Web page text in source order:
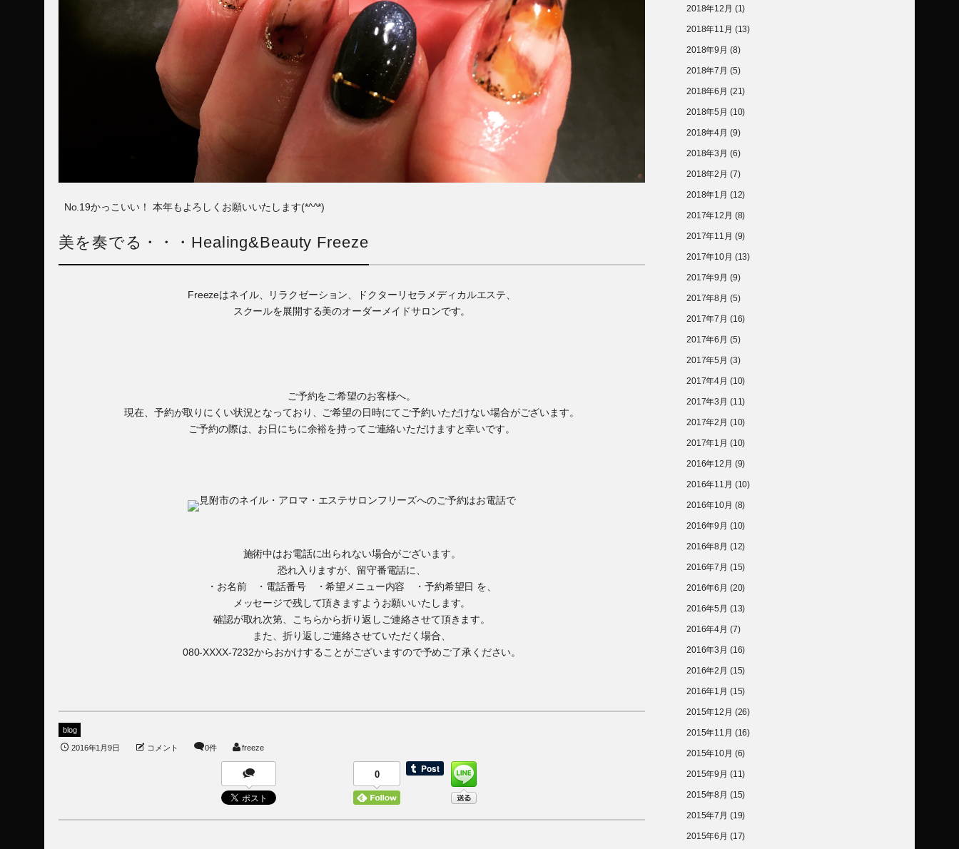
No.19かっこいい！ 本年もよろしくお願いいたします(*^^*)
美を奏でる・・・Healing&Beauty Freeze
Freezeはネイル、リラクゼーション、ドクターリセラメディカルエステ、
スクールを展開する美のオーダーメイドサロンです。
ご予約をご希望のお客様へ。
現在、予約が取りにくい状況となっており、ご希望の日時にてご予約いただけない場合がございます。
ご予約の際は、お日にちに余裕を持ってご連絡いただけますと幸いです。
施術中はお電話に出られない場合がございます。
恐れ入りますが、留守番電話に、
・お名前 ・電話番号 ・希望メニュー内容 ・予約希望日 を、
メッセージで残して頂きますようお願いいたします。
確認が取れ次第、こちらから折り返しご連絡させて頂きます。
また、折り返しご連絡させていただく場合、
080-XXXX-7232からおかけすることがございますので予めご了承ください。
blog
2016年1月9日 コメント 0件 freeze
0
2018年12月 (1)
2018年11月 (13)
2018年9月 (8)
2018年7月 (5)
2018年6月 (21)
2018年5月 (10)
2018年4月 (9)
2018年3月 (6)
2018年2月 (7)
2018年1月 (12)
2017年12月 (8)
2017年11月 (9)
2017年10月 (13)
2017年9月 (9)
2017年8月 (5)
2017年7月 (16)
2017年6月 (5)
2017年5月 (3)
2017年4月 (10)
2017年3月 (11)
2017年2月 (10)
2017年1月 (10)
2016年12月 (9)
2016年11月 (10)
2016年10月 (8)
2016年9月 (10)
2016年8月 (12)
2016年7月 (15)
2016年6月 (20)
2016年5月 (13)
2016年4月 (7)
2016年3月 (16)
2016年2月 (15)
2016年1月 (15)
2015年12月 (26)
2015年11月 (16)
2015年10月 (6)
2015年9月 (11)
2015年8月 (15)
2015年7月 (19)
2015年6月 (17)